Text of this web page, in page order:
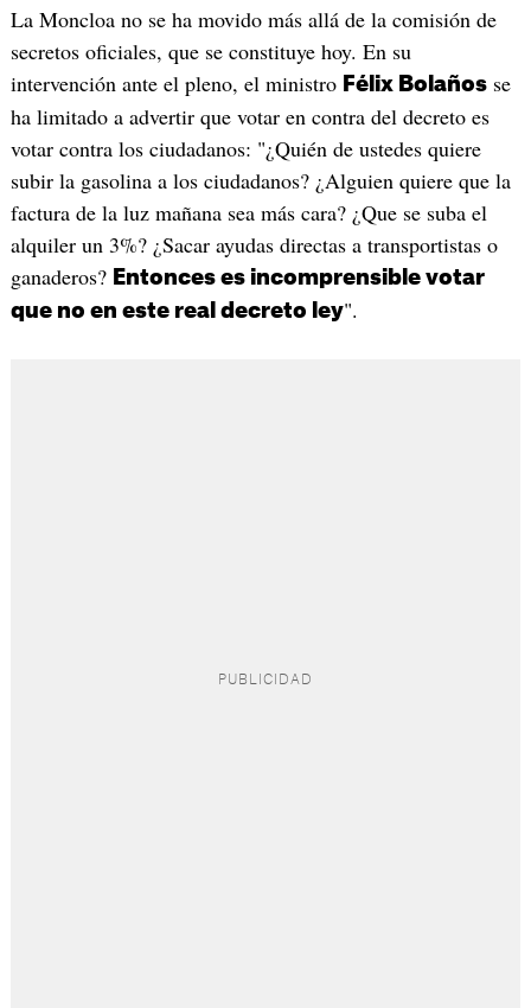
La Moncloa no se ha movido más allá de la comisión de
secretos oficiales, que se constituye hoy. En su
intervención ante el pleno, el ministro Félix Bolañosse
ha limitado a advertir que votar en contra del decreto es
votar contra los ciudadanos: "¿Quién de ustedes quiere
subir la gasolina a los ciudadanos? ¿Alguien quiere que la
factura de la luz mañana sea más cara? ¿Que se suba el
alquiler un 3%? ¿Sacar ayudas directas a transportistas o
ganaderos? Entonces es incomprensible votar
que no en este real decreto ley".